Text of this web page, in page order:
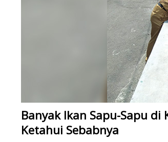
Banyak Ikan Sapu-Sapu
Ketahui Sebabnya